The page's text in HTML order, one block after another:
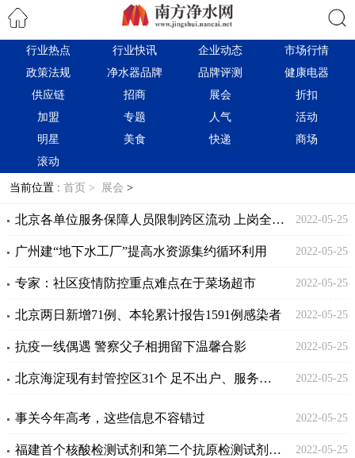
行业热点 行业快讯 企业动态
市场行情
政策法规
净水器品牌 品牌评测
健康电器
供应链
招商 展会
折扣
加盟
专题 人气
活动
明星
美食 快递
商场
滚动
当前位置 : 首页 > 展会 >
北京各单位服务保障人员限制跨区流动 上岗全程戴N95口罩 2022-05-25
广州建“地下水工厂”提高水资源集约循环利用 2022-05-25
专家：社区疫情防控重点难点在于菜场超市 2022-05-25
北京两日新增71例、本轮累计报告1591例感染者 2022-05-25
抗疫一线偶遇 警察父子相拥留下温馨合影 2022-05-25
北京海淀现有封管控区31个 足不出户、服务上门 2022-05-25
事关今年高考，这些信息不容错过 2022-05-25
福建首个核酸检测试剂和第二个抗原检测试剂获批 2022-05-25